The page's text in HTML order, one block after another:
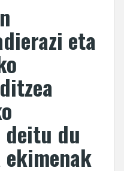
eta
deitu du
ekimenak